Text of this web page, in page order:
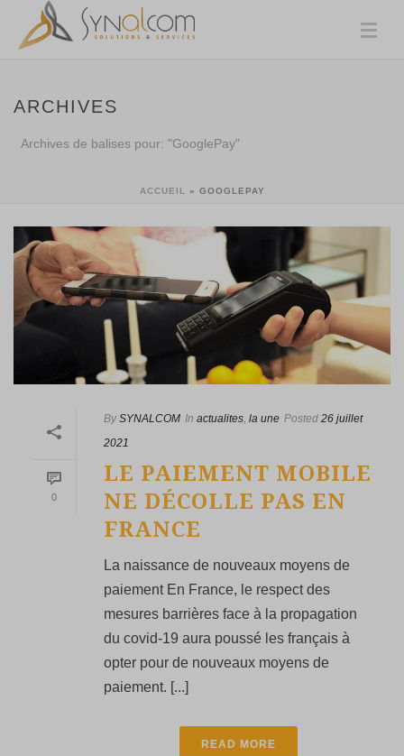
ARCHIVES
Archives de balises pour: "GooglePay"
ACCUEIL » GOOGLEPAY
0
By SYNALCOM In actualites, la une Posted 26 juillet
2021
LE PAIEMENT MOBILE
NE DÉCOLLE PAS EN
FRANCE
La naissance de nouveaux moyens de
paiement En France, le respect des
mesures barrières face à la propagation
du covid-19 aura poussé les français à
opter pour de nouveaux moyens de
paiement. [...]
READ MORE